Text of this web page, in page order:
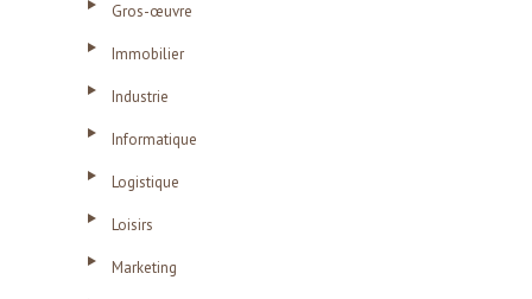
Gros-œuvre
Immobilier
Industrie
Informatique
Logistique
Loisirs
Marketing